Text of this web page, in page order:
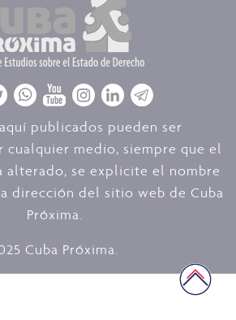
publicados pueden ser
medio, siempre que el
alterado, se explicite el nombre
dirección del sitio web de Cuba
Próxima.
Cuba Próxima.